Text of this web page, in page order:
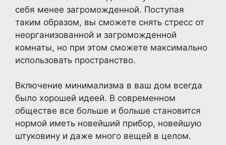
себя менее загроможденной. Поступая
таким образом, вы сможете снять стресс от
неорганизованной и загроможденной
комнаты, но при этом сможете максимально
использовать пространство.
Включение минимализма в ваш дом всегда
было хорошей идеей. В современном
обществе все больше и больше становится
нормой иметь новейший прибор, новейшую
штуковину и даже много вещей в целом.